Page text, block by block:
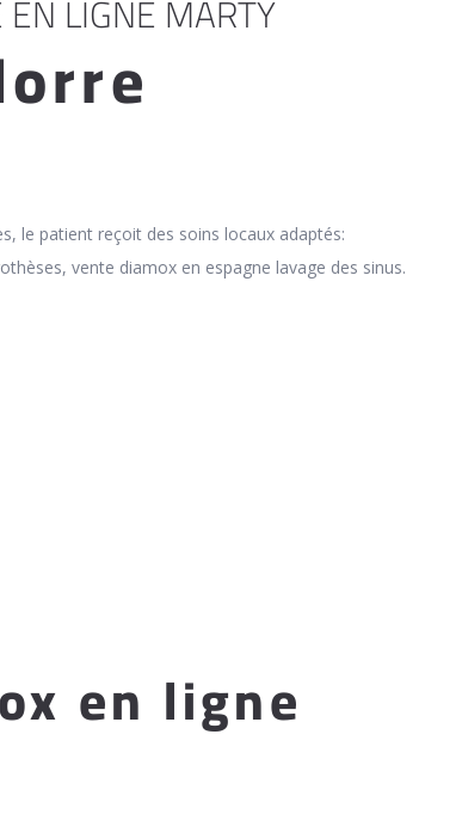
LIGNE MARTY
le patient reçoit des soins locaux adaptés:
vente diamox en espagne lavage des sinus.
en ligne